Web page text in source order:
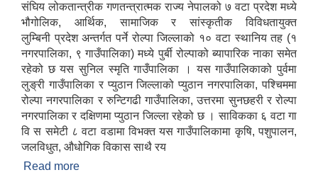
संघिय लोकतान्त्रीक गणतन्त्रात्मक राज्य नेपालको ७ वटा प्रदेश मध्ये
भौगोलिक, आर्थिक, सामाजिक र सांस्कृतीक विविधतायुक्त
लुम्बिनी प्रदेश अन्तर्गत पर्ने रोल्पा जिल्लाको १० वटा स्थानिय तह (१
नगरपालिका, ९ गाउँपालिका) मध्ये पुर्बी रोल्पाको ब्यापारिक नाका समेत
रहेको छ यस सुनिल स्मृति गाउँपालिका । यस गाउँपालिकाको पुर्वमा
लुङ्री गाउँपालिका र प्युठान जिल्लाको प्युठान नगरपालिका, पश्चिममा
रोल्पा नगरपालिका र रुन्टिगढी गाउँपालिका, उत्तरमा सुनछहरी र रोल्पा
नगरपालिका र दक्षिणमा प्युठान जिल्ला रहेको छ । साविकका ६ वटा गा
वि स समेटी ८ वटा वडामा विभक्त यस गाउँपालिकामा कृषि, पशुपालन,
जलविधुत, औधोगिक विकास साथै रय
Read more